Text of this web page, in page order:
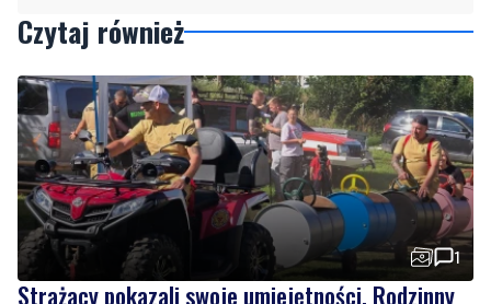
Czytaj również
1
Strażacy pokazali swoje umiejętności. Rodzinny